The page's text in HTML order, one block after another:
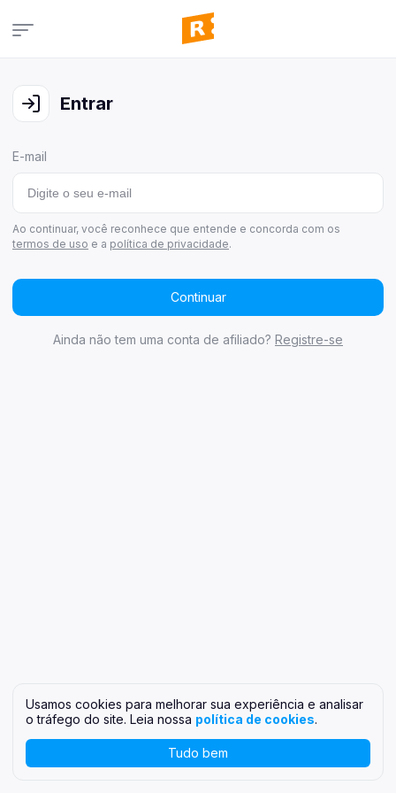
Veja todas as campanhas disponíveis
Últimos ganhadores
Veja quem já ganhou
Área de afiliados
Entrar
E-mail
Ao continuar, você reconhece que entende e concorda com os
termos de uso e a política de privacidade.
Continuar
Ainda não tem uma conta de afiliado? Registre-se
Usamos cookies para melhorar sua experiência e analisar
o tráfego do site. Leia nossa política de cookies.
Tudo bem